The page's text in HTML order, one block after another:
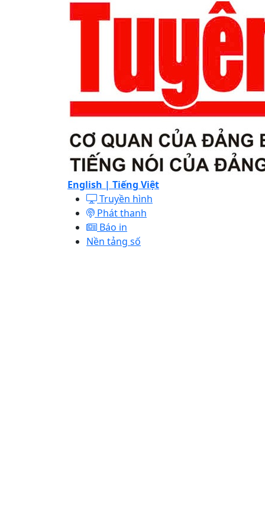
English | Tiếng Việt
Truyền hình
Phát thanh
Báo in
Nền tảng số